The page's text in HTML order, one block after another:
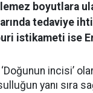
boyutlara
tedaviye
istikameti ise
‘Doğunun incisi’
yanı sıra